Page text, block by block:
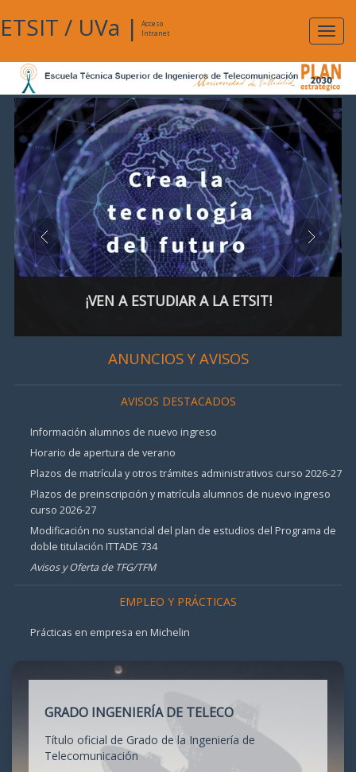
ETSIT / UVa |
Acceso
Intranet
¡VEN A ESTUDIAR A LA ETSIT!
ANUNCIOS Y AVISOS
AVISOS DESTACADOS
Información alumnos de nuevo ingreso
Horario de apertura de verano
Plazos de matrícula y otros trámites administrativos curso 2026-27
Plazos de preinscripción y matrícula alumnos de nuevo ingreso
curso 2026-27
Modificación no sustancial del plan de estudios del Programa de
doble titulación ITTADE 734
Avisos y Oferta de TFG/TFM
EMPLEO Y PRÁCTICAS
Prácticas en empresa en Michelin
GRADO INGENIERÍA DE TELECO
Título oficial de Grado de la Ingeniería de
Telecomunicación